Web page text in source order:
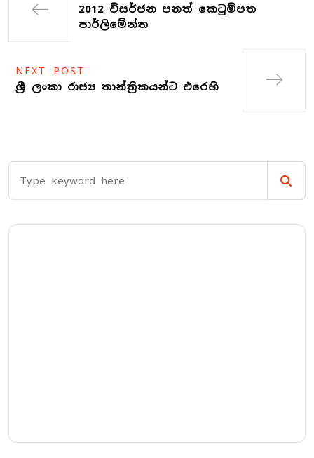
2012 විසර්ජන පනත් කෙටුම්පත
පාර්ලිමේන්ත
NEXT POST
ශ්‍රී ලංකා රාජ්‍ය තාන්ත්‍රිකයන්ට එරෙහි